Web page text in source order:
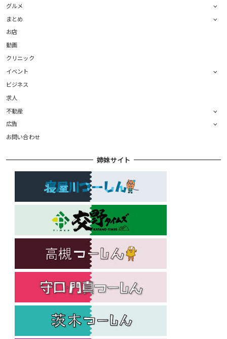
グルメ
まとめ
お店
動画
クリニック
イベント
ビジネス
求人
不動産
広告
お問い合わせ
姉妹サイト